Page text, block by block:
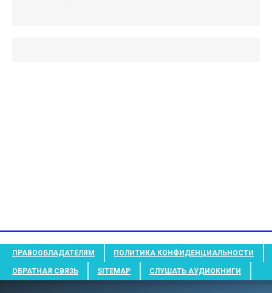
ПРАВООБЛАДАТЕЛЯМ ПОЛИТИКА КОНФИДЕНЦИАЛЬНОСТИ
ОБРАТНАЯ СВЯЗЬ SITEMAP СЛУШАТЬ АУДИОКНИГИ